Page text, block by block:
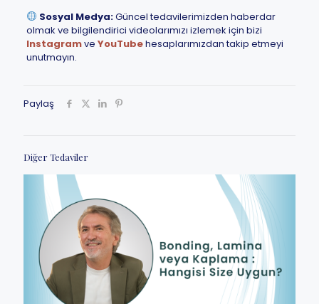
Sosyal Medya:Güncel tedavilerimizden haberdar
olmak ve bilgilendirici videolarımızı izlemek için bizi
Instagramve YouTubehesaplarımızdan takip etmeyi
unutmayın.
Paylaş
Diğer Tedaviler